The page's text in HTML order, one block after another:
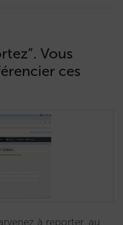
Vous
ces
à reporter, au